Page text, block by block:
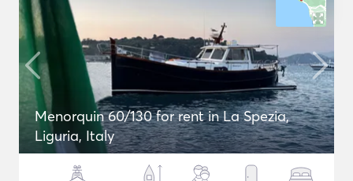
Menorquin 60/130 for rent in La Spezia,
Liguria, Italy